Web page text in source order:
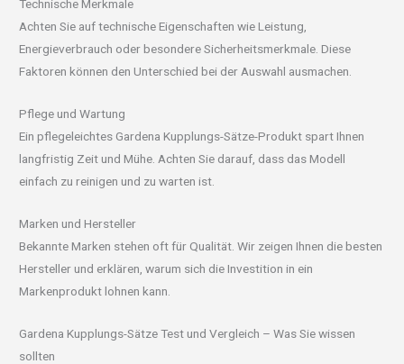
Technische Merkmale
Achten Sie auf technische Eigenschaften wie Leistung,
Energieverbrauch oder besondere Sicherheitsmerkmale. Diese
Faktoren können den Unterschied bei der Auswahl ausmachen.
Pflege und Wartung
Ein pflegeleichtes Gardena Kupplungs-Sätze-Produkt spart Ihnen
langfristig Zeit und Mühe. Achten Sie darauf, dass das Modell
einfach zu reinigen und zu warten ist.
Marken und Hersteller
Bekannte Marken stehen oft für Qualität. Wir zeigen Ihnen die besten
Hersteller und erklären, warum sich die Investition in ein
Markenprodukt lohnen kann.
Gardena Kupplungs-Sätze Test und Vergleich – Was Sie wissen
sollten